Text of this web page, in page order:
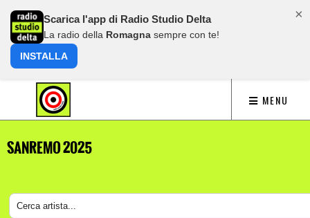
MENU
SANREMO 2025
×
Scarica l'app di Radio Studio Delta
La radio della Romagna sempre con te!
INSTALLA